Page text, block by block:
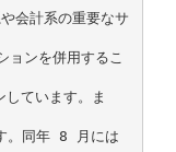
会計系の重要なサ
ョンを併用するこ
ています。ま
。同年 8 月には